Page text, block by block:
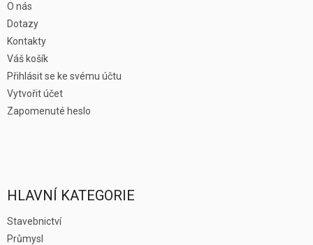
O nás
Dotazy
Kontakty
Váš košík
Přihlásit se ke svému účtu
Vytvořit účet
Zapomenuté heslo
HLAVNÍ KATEGORIE
Stavebnictví
Průmysl